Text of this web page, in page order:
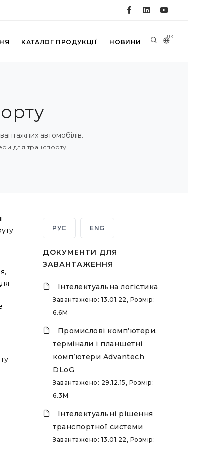
UK
КАТАЛОГ ПРОДУКЦІЇ НОВИНИ
автомобілів.
для транспорту
РУС ENG
ДОКУМЕНТИ ДЛЯ
ЗАВАНТАЖЕННЯ
Інтелектуальна логістика
Завантажено: 13.01.22, Розмір:
6.6M
Промислові комп’ютери,
термінали і планшетні
комп’ютери Advantech
DLoG
Завантажено: 29.12.15, Розмір:
6.3M
Інтелектуальні рішення
транспортної системи
Завантажено: 13.01.22, Розмір: